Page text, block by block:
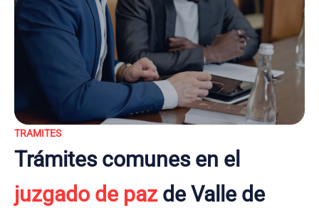
TRAMITES
Trámites comunes en el
juzgado de pazde Valle de